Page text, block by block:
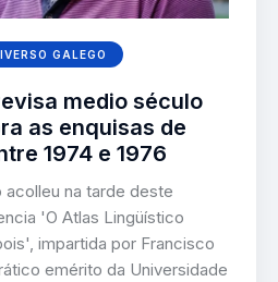
GALEGO
medio século
as enquisas de
1974 e 1976
acolleu na tarde deste
'O Atlas Lingüístico
impartida por Francisco
emérito da Universidade